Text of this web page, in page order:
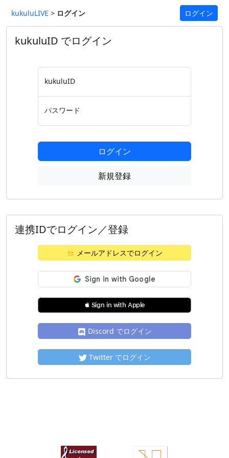
kukuluLIVE > ログイン ログイン
kukuluID でログイン
kukuluID
パスワード
ログイン
新規登録
連携IDでログイン／登録
メールアドレスでログイン
 Sign in with Apple
Discord でログイン
Twitter でログイン